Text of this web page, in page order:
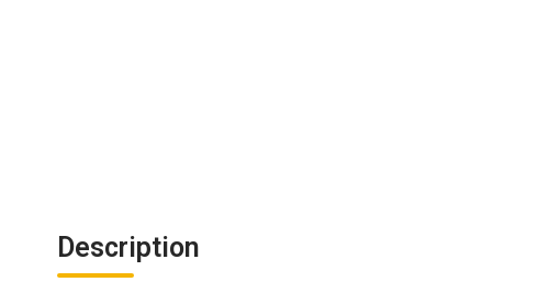
Description